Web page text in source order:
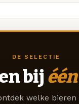
DE SELECTIE
bij één
welke